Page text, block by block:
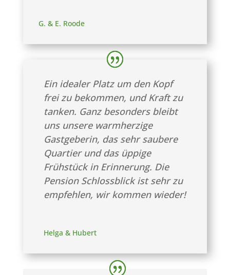
G. & E. Roode
Ein idealer Platz um den Kopf
frei zu bekommen, und Kraft zu
tanken. Ganz besonders bleibt
uns unsere warmherzige
Gastgeberin, das sehr saubere
Quartier und das üppige
Frühstück in Erinnerung. Die
Pension Schlossblick ist sehr zu
empfehlen, wir kommen wieder!
Helga & Hubert